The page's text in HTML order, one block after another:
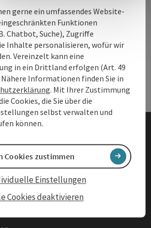
gerne ein umfassendes Website-
Funktionen
Chatbot, Suche), Zugriffe
Inhalte personalisieren, wofür wir
Vereinzelt kann eine
in ein Drittland erfolgen (Art. 49
Nähere Informationen finden Sie in
. Mit Ihrer Zustimmung
Cookies, die Sie über die
selbst verwalten und
können.
Cookies deaktivieren
Einstellungen
Cookies zustimmen